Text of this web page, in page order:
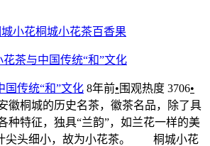
小花桐城小花茶百香果
国传统“和”文化 8年前• 围观热度 3706•
桐城的历史名茶，徽茶名品，除了具
种特征，独具“兰韵”，如兰花一样的美
尖头细小，故为小花茶。 桐城小花